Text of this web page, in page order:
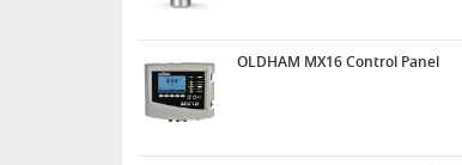
OLDHAM MX16 Control Panel